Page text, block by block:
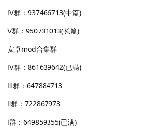
Ⅳ群：937466713(中篇)
Ⅴ群：950731013(长篇)
安卓mod合集群
Ⅳ群：861639642(已满)
Ⅲ群：647884713
Ⅱ群：722867973
Ⅰ群：649859355(已满)